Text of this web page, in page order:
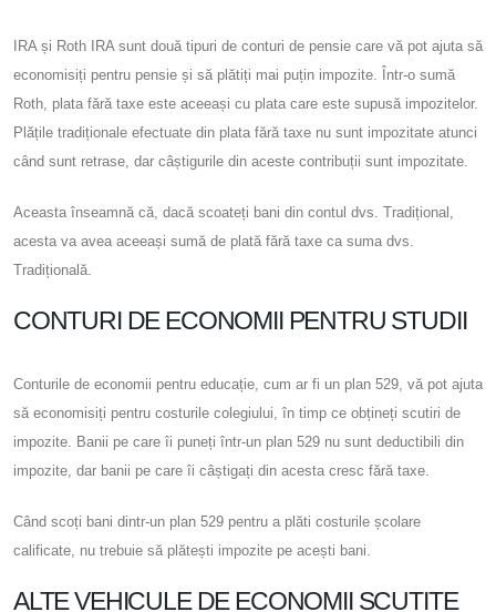
IRA și Roth IRA sunt două tipuri de conturi de pensie care vă pot ajuta să
economisiți pentru pensie și să plătiți mai puțin impozite. Într-o sumă
Roth, plata fără taxe este aceeași cu plata care este supusă impozitelor.
Plățile tradiționale efectuate din plata fără taxe nu sunt impozitate atunci
când sunt retrase, dar câștigurile din aceste contribuții sunt impozitate.
Aceasta înseamnă că, dacă scoateți bani din contul dvs. Tradițional,
acesta va avea aceeași sumă de plată fără taxe ca suma dvs.
Tradițională.
CONTURI DE ECONOMII PENTRU STUDII
Conturile de economii pentru educație, cum ar fi un plan 529, vă pot ajuta
să economisiți pentru costurile colegiului, în timp ce obțineți scutiri de
impozite. Banii pe care îi puneți într-un plan 529 nu sunt deductibili din
impozite, dar banii pe care îi câștigați din acesta cresc fără taxe.
Când scoți bani dintr-un plan 529 pentru a plăti costurile școlare
calificate, nu trebuie să plătești impozite pe acești bani.
ALTE VEHICULE DE ECONOMII SCUTITE